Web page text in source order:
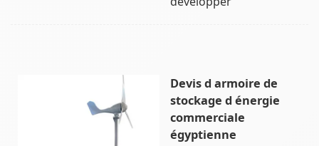
Devis d armoire de
stockage d énergie
commerciale
égyptienne